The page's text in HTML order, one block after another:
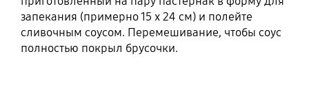
запекания (примерно 15 х 24 см) и полейте
сливочным соусом. Перемешивание, чтобы соус
полностью покрыл брусочки.